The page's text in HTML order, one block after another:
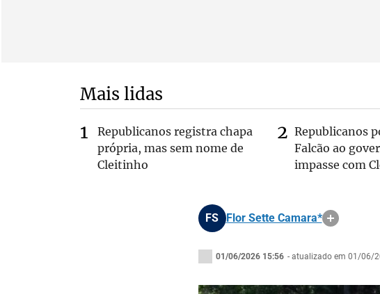
Mais lidas
Republicanos registra chapa
própria, mas sem nome de
Cleitinho
Republicanos
Falcão ao
impasse com
FS Flor Sette Camara*
01/06/2026 15:56 - atualizado em 01/06/